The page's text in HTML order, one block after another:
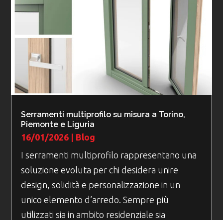
Serramenti multiprofilo su misura a Torino,
Piemonte e Liguria
16/01/2026 | Blog
I serramenti multiprofilo rappresentano una
soluzione evoluta per chi desidera unire
design, solidità e personalizzazione in un
unico elemento d’arredo. Sempre più
utilizzati sia in ambito residenziale sia